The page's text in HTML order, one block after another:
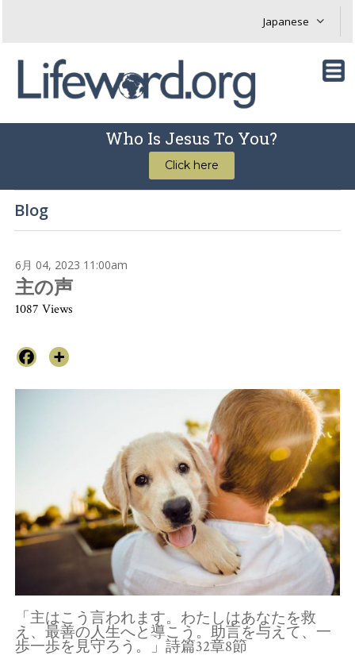
Who Is Jesus To You?
Click here
Blog
6月 04, 2023 11:00am
主の声
1087 Views
「主はこう言われます。わたしはあなたを救
え、最善の人生へと導こう。助言を与えて、一
歩一歩を見守ろう。」詩篇32章8節